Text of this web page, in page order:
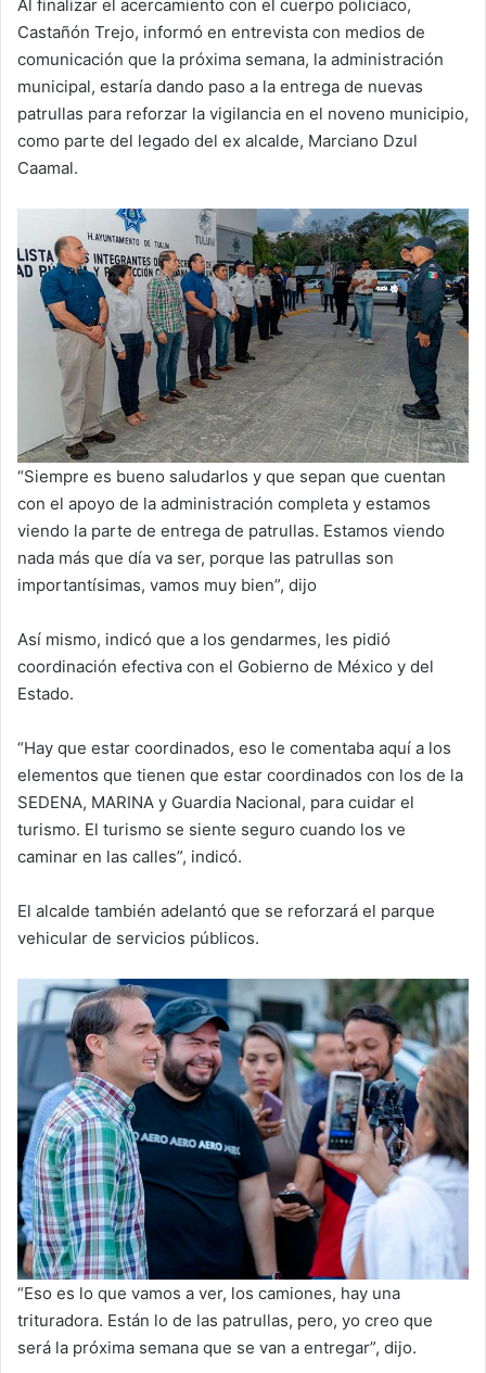
Al finalizar el acercamiento con el cuerpo policiaco,
Castañón Trejo, informó en entrevista con medios de
comunicación que la próxima semana, la administración
municipal, estaría dando paso a la entrega de nuevas
patrullas para reforzar la vigilancia en el noveno municipio,
como parte del legado del ex alcalde, Marciano Dzul
Caamal.
“Siempre es bueno saludarlos y que sepan que cuentan
con el apoyo de la administración completa y estamos
viendo la parte de entrega de patrullas. Estamos viendo
nada más que día va ser, porque las patrullas son
importantísimas, vamos muy bien”, dijo
Así mismo, indicó que a los gendarmes, les pidió
coordinación efectiva con el Gobierno de México y del
Estado.
“Hay que estar coordinados, eso le comentaba aquí a los
elementos que tienen que estar coordinados con los de la
SEDENA, MARINA y Guardia Nacional, para cuidar el
turismo. El turismo se siente seguro cuando los ve
caminar en las calles”, indicó.
El alcalde también adelantó que se reforzará el parque
vehicular de servicios públicos.
“Eso es lo que vamos a ver, los camiones, hay una
trituradora. Están lo de las patrullas, pero, yo creo que
será la próxima semana que se van a entregar”, dijo.